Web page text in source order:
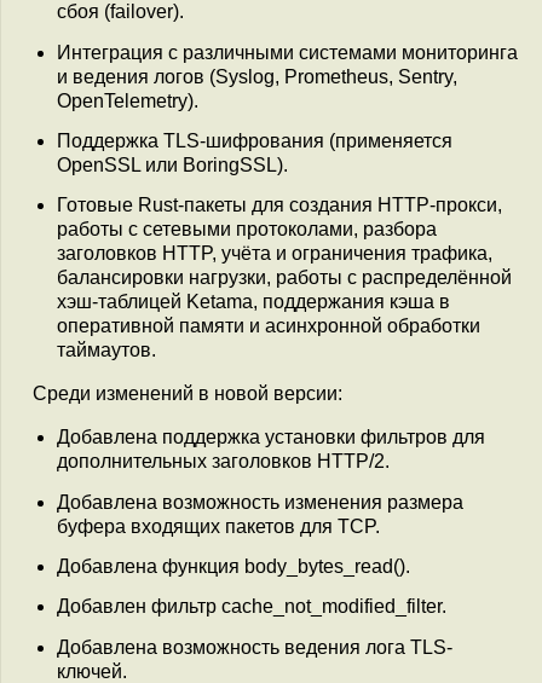
сбоя (failover).
Интеграция с различными системами мониторинга
и ведения логов (Syslog, Prometheus, Sentry,
OpenTelemetry).
Поддержка TLS-шифрования (применяется
OpenSSL или BoringSSL).
Готовые Rust-пакеты для создания HTTP-прокси,
работы с сетевыми протоколами, разбора
заголовков HTTP, учёта и ограничения трафика,
балансировки нагрузки, работы с распределённой
хэш-таблицей Ketama, поддержания кэша в
оперативной памяти и асинхронной обработки
таймаутов.
Среди изменений в новой версии:
Добавлена поддержка установки фильтров для
дополнительных заголовков HTTP/2.
Добавлена возможность изменения размера
буфера входящих пакетов для TCP.
Добавлена функция body_bytes_read().
Добавлен фильтр cache_not_modified_filter.
Добавлена возможность ведения лога TLS-
ключей.